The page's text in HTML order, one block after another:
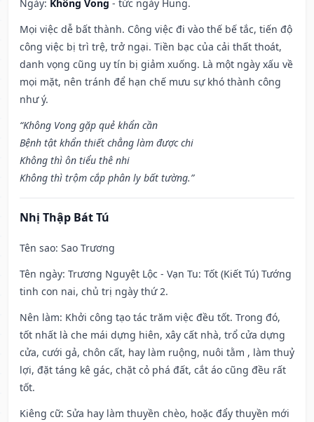
Ngày: Không Vong - tức ngày Hung.
Mọi việc dễ bất thành. Công việc đi vào thế bế tắc, tiến độ
công việc bị trì trệ, trở ngại. Tiền bạc của cải thất thoát,
danh vọng cũng uy tín bị giảm xuống. Là một ngày xấu về
mọi mặt, nên tránh để hạn chế mưu sự khó thành công
như ý.
“Không Vong gặp quẻ khẩn cần
Bệnh tật khẩn thiết chẳng làm được chi
Không thì ôn tiểu thê nhi
Không thì trộm cắp phân ly bất tường.”
Nhị Thập Bát Tú
Tên sao: Sao Trương
Tên ngày: Trương Nguyệt Lộc - Vạn Tu: Tốt (Kiết Tú) Tướng
tinh con nai, chủ trị ngày thứ 2.
Nên làm: Khởi công tạo tác trăm việc đều tốt. Trong đó,
tốt nhất là che mái dựng hiên, xây cất nhà, trổ cửa dựng
cửa, cưới gả, chôn cất, hay làm ruộng, nuôi tằm , làm thuỷ
lợi, đặt táng kê gác, chặt cỏ phá đất, cắt áo cũng đều rất
tốt.
Kiêng cữ: Sửa hay làm thuyền chèo, hoặc đẩy thuyền mới